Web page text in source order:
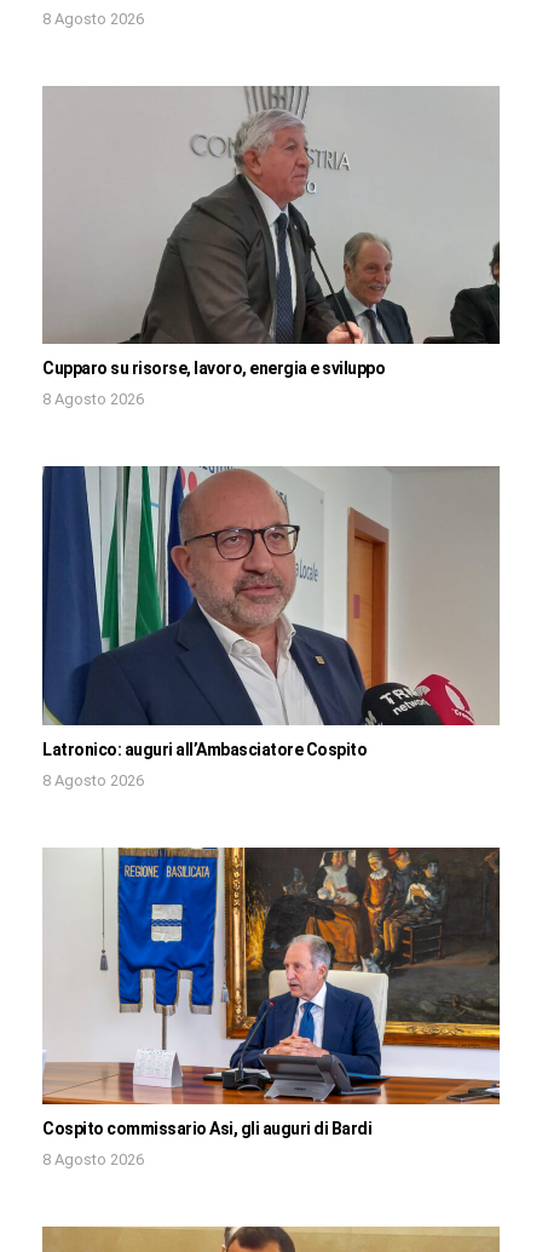
8 Agosto 2026
Cupparo su risorse, lavoro, energia e sviluppo
8 Agosto 2026
Latronico: auguri all’Ambasciatore Cospito
8 Agosto 2026
Cospito commissario Asi, gli auguri di Bardi
8 Agosto 2026